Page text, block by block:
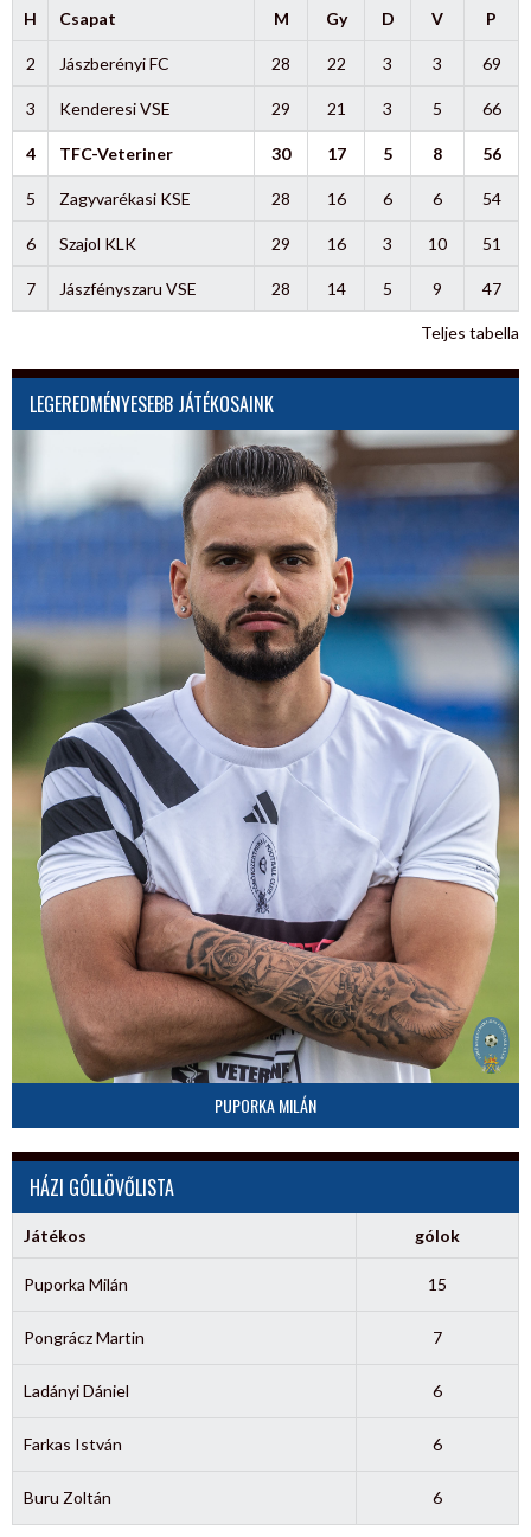
H Csapat M Gy D V P
2 Jászberényi FC 28 22 3 3 69
3 Kenderesi VSE 29 21 3 5 66
4 TFC-Veteriner 30 17 5 8 56
5 Zagyvarékasi KSE 28 16 6 6 54
6 Szajol KLK 29 16 3 10 51
7 Jászfényszaru VSE 28 14 5 9 47
Teljes tabella
LEGEREDMÉNYESEBB JÁTÉKOSAINK
PUPORKA MILÁN
HÁZI GÓLLÖVŐLISTA
Játékos gólok
Puporka Milán 15
Pongrácz Martin 7
Ladányi Dániel 6
Farkas István 6
Buru Zoltán 6